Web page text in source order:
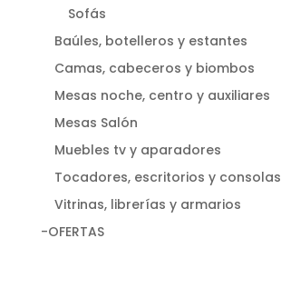
Sofás
Baúles, botelleros y estantes
Camas, cabeceros y biombos
Mesas noche, centro y auxiliares
Mesas Salón
Muebles tv y aparadores
Tocadores, escritorios y consolas
Vitrinas, librerías y armarios
-OFERTAS